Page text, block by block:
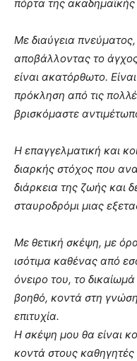
πόρτα της ακαδημαϊκής
Με διαύγεια
αποβάλλοντας το
είναι ακατόρθωτο.
πρόκληση από τις
βρισκόμαστε
Η επαγγελματική και
διαρκής στόχος που
διάρκεια της ζωής και
σταυροδρόμι μιας
Με θετική σκέψη, με
ισότιμα καθένας από
όνειρο του, το
βοηθό, κοντά στη γνώση
επιτυχία.
Η σκέψη μου θα είναι
κοντά στους